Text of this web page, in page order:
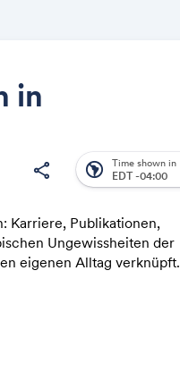
in
share south_america Time shown in
EDT -04:00
Karriere, Publikationen,
Ungewissheiten der
eigenen Alltag verknüpft.